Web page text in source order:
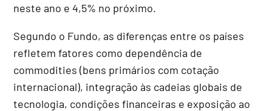
neste ano e 4,5% no próximo.
Segundo o Fundo, as diferenças entre os países
refletem fatores como dependência de
commodities (bens primários com cotação
internacional), integração às cadeias globais de
tecnologia, condições financeiras e exposição ao